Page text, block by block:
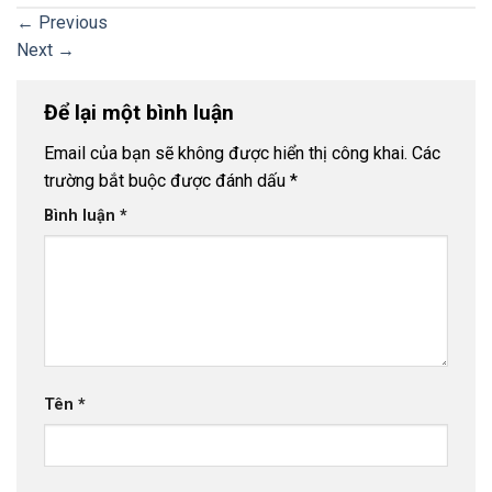
← Previous
Next →
Để lại một bình luận
Email của bạn sẽ không được hiển thị công khai. Các
trường bắt buộc được đánh dấu *
Bình luận *
Tên *